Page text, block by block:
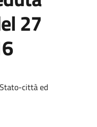
27
città ed